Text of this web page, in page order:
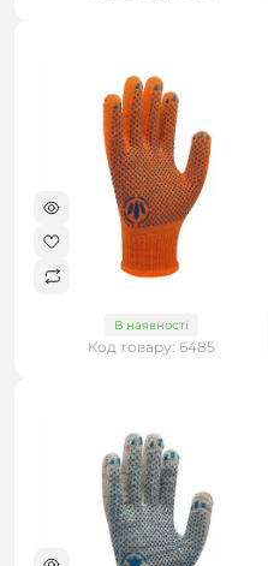
В наявності
Код товару: 6485